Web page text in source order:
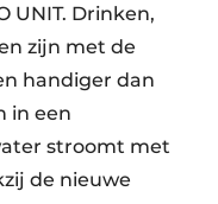
UNIT. Drinken,
zijn met de
handiger dan
in een
stroomt met
de nieuwe